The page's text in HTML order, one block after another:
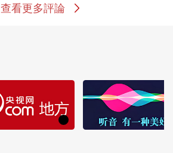
查看更多評論